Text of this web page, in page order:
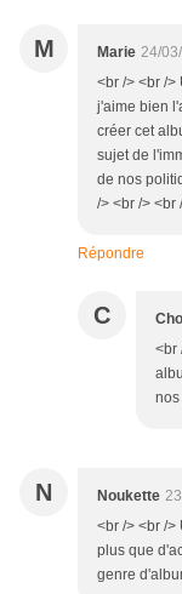
M Marie 24/
<br /> <br />
j'aime bien
créer cet
sujet de
de nos
/> <br /> <br
Répondre
C
<br
nos
N Noukette
<br /> <br />
plus que
genre